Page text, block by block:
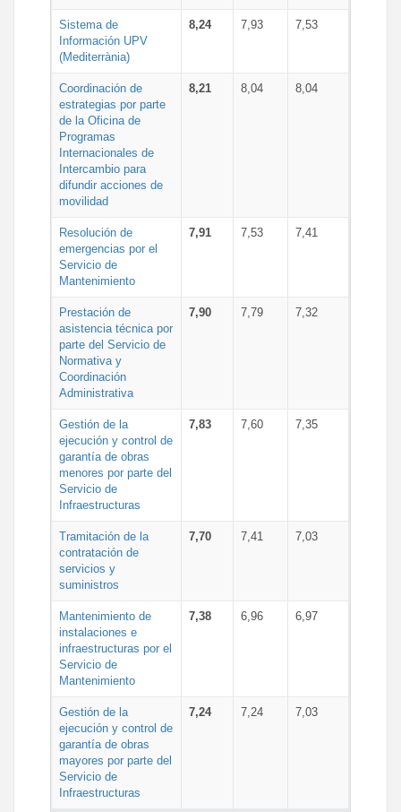
Sistema de
Información UPV
(Mediterrània)
8,24 7,93 7,53
Coordinación de
estrategias por parte
de la Oficina de
Programas
Internacionales de
Intercambio para
difundir acciones de
movilidad
8,21 8,04 8,04
Resolución de
emergencias por el
Servicio de
Mantenimiento
7,91 7,53 7,41
Prestación de
asistencia técnica por
parte del Servicio de
Normativa y
Coordinación
Administrativa
7,90 7,79 7,32
Gestión de la
ejecución y control de
garantía de obras
menores por parte del
Servicio de
Infraestructuras
7,83 7,60 7,35
Tramitación de la
contratación de
servicios y
suministros
7,70 7,41 7,03
Mantenimiento de
instalaciones e
infraestructuras por el
Servicio de
Mantenimiento
7,38 6,96 6,97
Gestión de la
ejecución y control de
garantía de obras
mayores por parte del
Servicio de
Infraestructuras
7,24 7,24 7,03